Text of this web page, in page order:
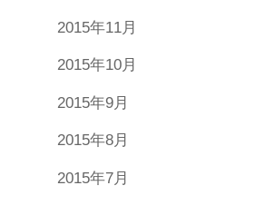
2015年11月
2015年10月
2015年9月
2015年8月
2015年7月